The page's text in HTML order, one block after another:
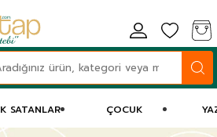
SATANLAR ÇOCUK